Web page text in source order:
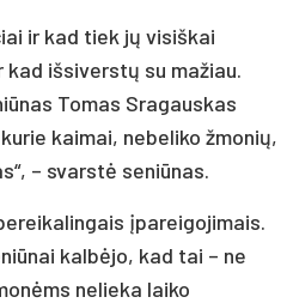
ir kad tiek jų visiškai
išsiverstų su mažiau.
Tomas Sragauskas
kaimai, nebeliko žmonių,
– svarstė seniūnas.
įpareigojimais.
kalbėjo, kad tai – ne
nelieka laiko